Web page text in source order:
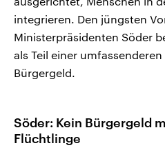
integrieren. Den jüngsten
Ministerpräsidenten Söder
als Teil einer
Bürgergeld.
Söder: Kein Bürgergeld
Flüchtlinge